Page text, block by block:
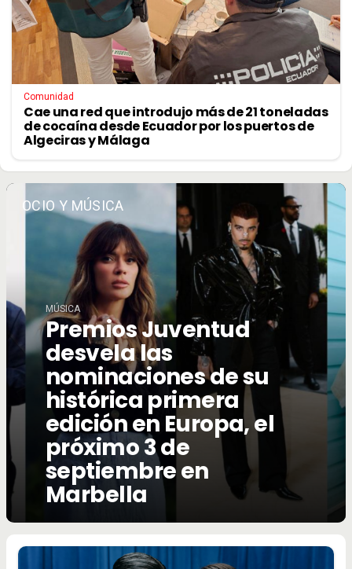
Comunidad
Cae una red que introdujo más de 21 toneladas
de cocaína desde Ecuador por los puertos de
Algeciras y Málaga
OCIO Y MÚSICA
MÚSICA
Premios Juventud
desvela las
nominaciones de su
histórica primera
edición en Europa, el
próximo 3 de
septiembre en
Marbella